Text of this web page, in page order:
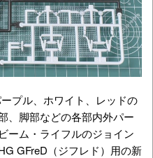
プル、ホワイト、レッドの
、脚部などの各部内外パー
ーム・ライフルのジョイン
GFreD（ジフレド）用の新